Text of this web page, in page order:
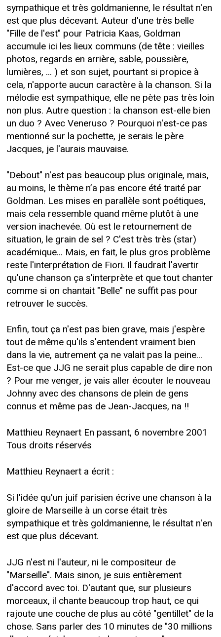
sympathique et très goldmanienne, le résultat n'en
est que plus décevant. Auteur d'une très belle
"Fille de l'est" pour Patricia Kaas, Goldman
accumule ici les lieux communs (de tête : vieilles
photos, regards en arrière, sable, poussière,
lumières, ... ) et son sujet, pourtant si propice à
cela, n'apporte aucun caractère à la chanson. Si la
mélodie est sympathique, elle ne pète pas très loin
non plus. Autre question : la chanson est-elle bien
un duo ? Avec Veneruso ? Pourquoi n'est-ce pas
mentionné sur la pochette, je serais le père
Jacques, je l'aurais mauvaise.
"Debout" n'est pas beaucoup plus originale, mais,
au moins, le thème n’a pas encore été traité par
Goldman. Les mises en parallèle sont poétiques,
mais cela ressemble quand même plutôt à une
version inachevée. Où est le retournement de
situation, le grain de sel ? C'est très très (star)
académique... Mais, en fait, le plus gros problème
reste l'interprétation de Fiori. Il faudrait l'avertir
qu'une chanson ça s'interprète et que tout chanter
comme si on chantait "Belle" ne suffit pas pour
retrouver le succès.
Enfin, tout ça n'est pas bien grave, mais j'espère
tout de même qu'ils s'entendent vraiment bien
dans la vie, autrement ça ne valait pas la peine...
Est-ce que JJG ne serait plus capable de dire non
? Pour me venger, je vais aller écouter le nouveau
Johnny avec des chansons de plein de gens
connus et même pas de Jean-Jacques, na !!
Matthieu Reynaert En passant, 6 novembre 2001
Tous droits réservés
Matthieu Reynaert a écrit :
Si l'idée qu'un juif parisien écrive une chanson à la
gloire de Marseille à un corse était très
sympathique et très goldmanienne, le résultat n'en
est que plus décevant.
JJG n'est ni l'auteur, ni le compositeur de
"Marseille". Mais sinon, je suis entièrement
d'accord avec toi. D'autant que, sur plusieurs
morceaux, il chante beaucoup trop haut, ce qui
rajoute une couche de plus au côté "gentillet" de la
chose. Sans parler des 10 minutes de "30 millions